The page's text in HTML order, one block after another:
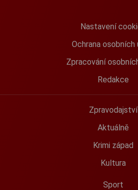
Nastavení
Ochrana osobních
Zpracování
Redakce
Zpravodajství
Aktuálně
Krimi západ
Kultura
Sport